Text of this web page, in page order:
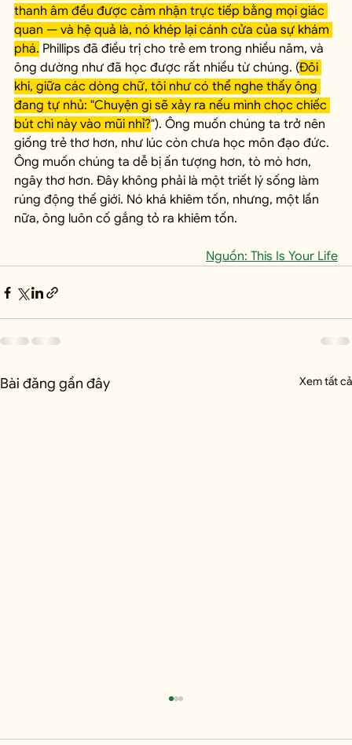
thanh âm đều được cảm nhận trực tiếp bằng mọi giác
quan — và hệ quả là, nó khép lại cánh cửa của sự khám
phá. Phillips đã điều trị cho trẻ em trong nhiều năm, và
ông dường như đã học được rất nhiều từ chúng. (Đôi
khi, giữa các dòng chữ, tôi như có thể nghe thấy ông
đang tự nhủ: "Chuyện gì sẽ xảy ra nếu mình chọc chiếc
bút chì này vào mũi nhỉ?"). Ông muốn chúng ta trở nên
giống trẻ thơ hơn, như lúc còn chưa học môn đạo đức.
Ông muốn chúng ta dễ bị ấn tượng hơn, tò mò hơn,
ngây thơ hơn. Đây không phải là một triết lý sống làm
rúng động thế giới. Nó khá khiêm tốn, nhưng, một lần
nữa, ông luôn cố gắng tỏ ra khiêm tốn.
Nguồn: This Is Your Life
Bài đăng gần đây Xem tất cả
23. Đối Mặt Với Sự Thay Đổi BỞI VÌ CON